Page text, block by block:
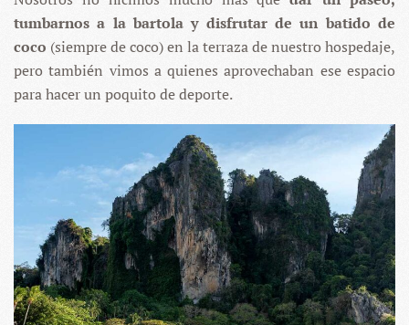
tumbarnos a la bartola y disfrutar de un batido de
coco (siempre de coco) en la terraza de nuestro hospedaje,
pero también vimos a quienes aprovechaban ese espacio
para hacer un poquito de deporte.